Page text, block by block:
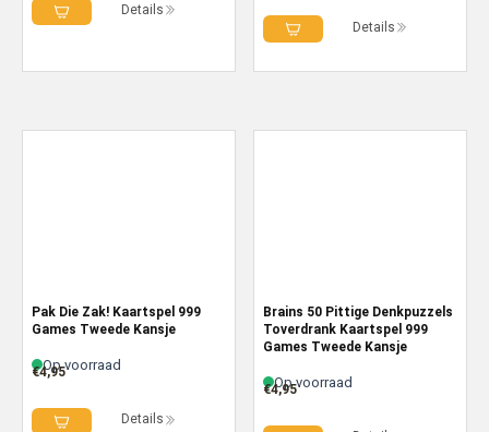
Details
Details
Pak Die Zak! Kaartspel 999
Games Tweede Kansje
Op voorraad
€4,95
Details
Brains 50 Pittige Denkpuzzels
Toverdrank Kaartspel 999
Games Tweede Kansje
Op voorraad
€4,95